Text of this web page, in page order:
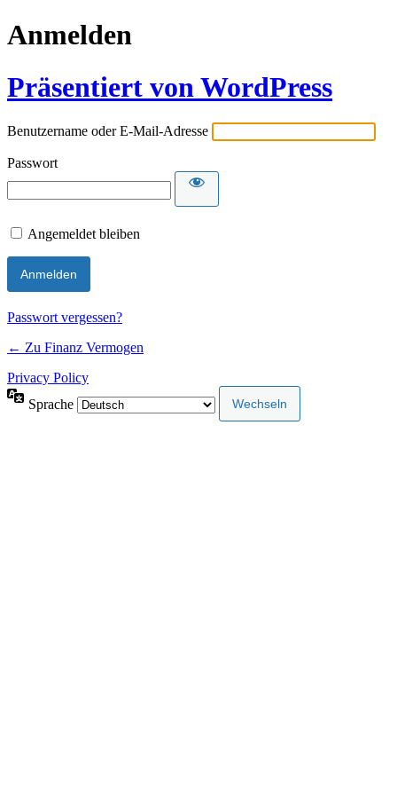
Anmelden
Präsentiert von WordPress
Benutzername oder E-Mail-Adresse
Passwort
Angemeldet bleiben
Passwort vergessen?
← Zu Finanz Vermogen
Privacy Policy
Sprache